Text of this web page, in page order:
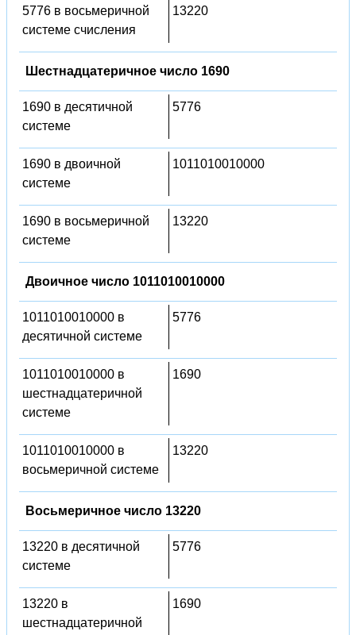
5776 в восьмеричной
системе счисления
13220
Шестнадцатеричное число 1690
1690 в десятичной
системе
5776
1690 в двоичной
системе
1011010010000
1690 в восьмеричной
системе
13220
Двоичное число 1011010010000
1011010010000 в
десятичной системе
5776
1011010010000 в
шестнадцатеричной
системе
1690
1011010010000 в
восьмеричной системе
13220
Восьмеричное число 13220
13220 в десятичной
системе
5776
13220 в
шестнадцатеричной
1690